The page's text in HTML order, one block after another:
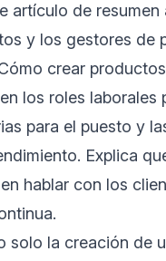
artículo de
y los gestores de
crear
los roles
para el puesto y
Explica
hablar con los
solo la creación de